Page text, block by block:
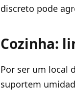
discreto pode
Cozinha:
Por ser um local
suportem